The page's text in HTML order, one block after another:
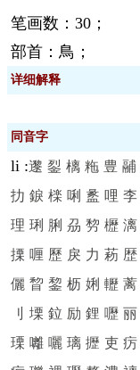
笔画数：30；
部首：鳥；
详细解释
同音字
li :邌 銐 樆 粚 豊 鬴
扐 錑 檪 唎 盠 哩 李
理 琍 脷 刕 剓 櫪 漓
搮 喱 歷 戾 力 菞 歴
儷 睝 錅 枥 娳 轣 蓠
刂
塛 鉝 励 鋰 嚦 丽
瑮 囄 囇 璃 攊 吏 疠